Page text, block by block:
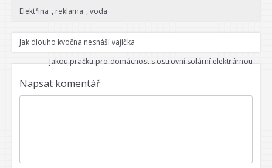
Elektřina , reklama , voda
Jak dlouho kvočna nesnáší vajíčka
Jakou pračku pro domácnost s ostrovní solární elektrárnou
Napsat komentář